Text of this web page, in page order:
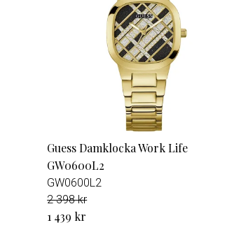
Guess Damklocka Work Life
GW0600L2
GW0600L2
2 398 kr
1 439 kr